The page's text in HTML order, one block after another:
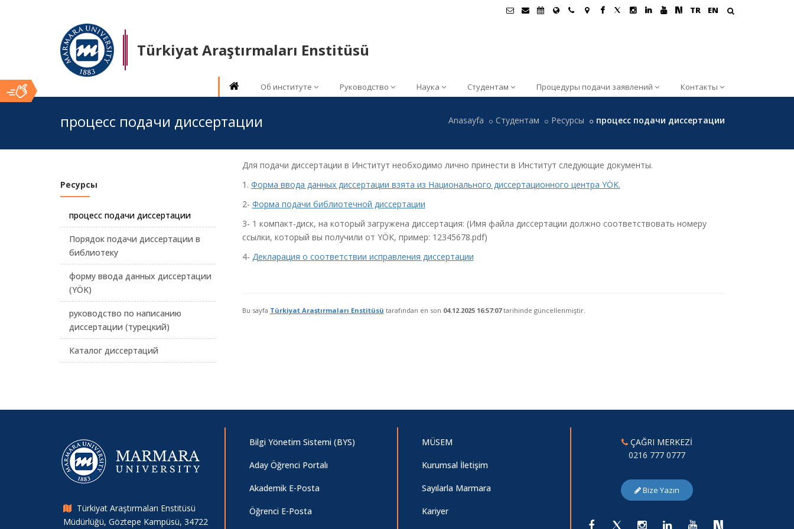
TR EN
Türkiyat Araştırmaları Enstitüsü
Об институте Руководство Наука Студентам Процедуры подачи заявлений Контакты
İçerik
процесс подачи диссертации Anasayfa Студентам Ресурсы процесс подачи диссертации
Для подачи диссертации в Институт необходимо лично принести в Институт следующие документы.
1. Форма ввода данных диссертации взята из Национального диссертационного центра YÖK.
2- Форма подачи библиотечной диссертации
3- 1 компакт-диск, на который загружена диссертация: (Имя файла диссертации должно соответствовать номеру
ссылки, который вы получили от YÖK, пример: 12345678.pdf)
4- Декларация о соответствии исправления диссертации
Bu sayfa Türkiyat Araştırmaları Enstitüsü tarafından en son 04.12.2025 16:57:07tarihinde güncellenmiştir.
Ресурсы
процесс подачи диссертации
Порядок подачи диссертации в
библиотеку
форму ввода данных диссертации
(YÖK)
руководство по написанию
диссертации (турецкий)
Каталог диссертаций
Türkiyat Araştırmaları Enstitüsü
Müdürlüğü, Göztepe Kampüsü, 34722
Bilgi Yönetim Sistemi (BYS)
Aday Öğrenci Portalı
Akademik E-Posta
Öğrenci E-Posta
MÜSEM
Kurumsal İletişim
Sayılarla Marmara
Kariyer
ÇAĞRI MERKEZİ
0216 777 0777
Bize Yazın